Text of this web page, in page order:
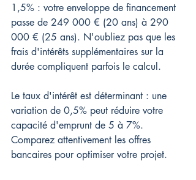
1,5% : votre enveloppe de financement
passe de 249 000 € (20 ans) à 290
000 € (25 ans). N'oubliez pas que les
frais d'intérêts supplémentaires sur la
durée compliquent parfois le calcul.
Le taux d'intérêt est déterminant : une
variation de 0,5% peut réduire votre
capacité d'emprunt de 5 à 7%.
Comparez attentivement les offres
bancaires pour optimiser votre projet.